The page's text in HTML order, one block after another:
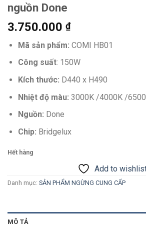
nguồn Done
3.750.000 ₫
Mã sản phẩm: COMI HB01
Công suất: 150W
Kích thước: D440 x H490
Nhiệt độ màu: 3000K /4000K /
Nguồn: Done
Chip: Bridgelux
Hết hàng
Add to
Danh mục: SẢN PHẨM NGỪNG CUNG CẤP
MÔ TẢ